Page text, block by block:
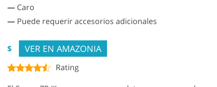
— Caro
— Puede requerir accesorios adicionales
$ VER EN AMAZONIA
Rating